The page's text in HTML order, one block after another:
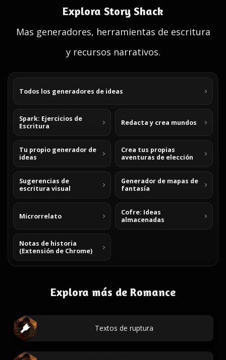
Explora Story Shack
Mas generadores, herramientas de escritura
y recursos narrativos.
Todos los generadores de ideas
Spark: Ejercicios de
Escritura
Redacta y crea mundos
Tu propio generador de
ideas
Crea tus propias
aventuras de elección
Sugerencias de
escritura visual
Generador de mapas de
fantasía
Microrrelato
Cofre: Ideas
almacenadas
Notas de historia
(Extensión de Chrome)
Explora más de Romance
Textos de ruptura